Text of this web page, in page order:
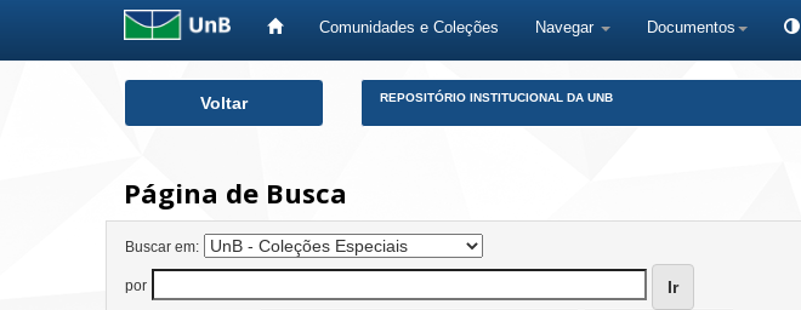
Comunidades e Coleções Navegar Documentos
Voltar REPOSITÓRIO INSTITUCIONAL DA UNB
Página de Busca
Buscar em:
por